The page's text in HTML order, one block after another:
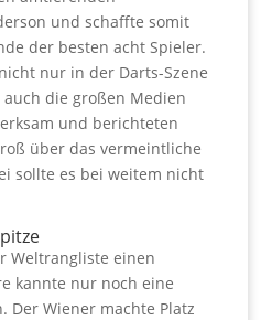
und schaffte somit
der besten acht Spieler.
nur in der Darts-Szene
die großen Medien
und berichteten
über das vermeintliche
sollte es bei weitem nicht
Weltrangliste einen
kannte nur noch eine
Der Wiener machte Platz